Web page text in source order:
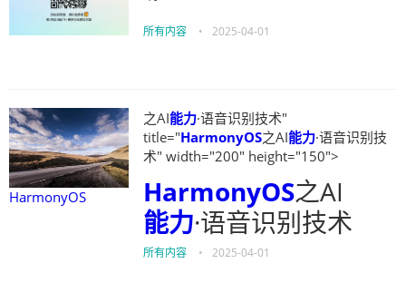
所有内容 • 2025-04-01
HarmonyOS
之AI能力·语音识别技术"
title="HarmonyOS之AI能力·语音识别技
术" width="200" height="150">
HarmonyOS之AI
能力·语音识别技术
所有内容 • 2025-04-01